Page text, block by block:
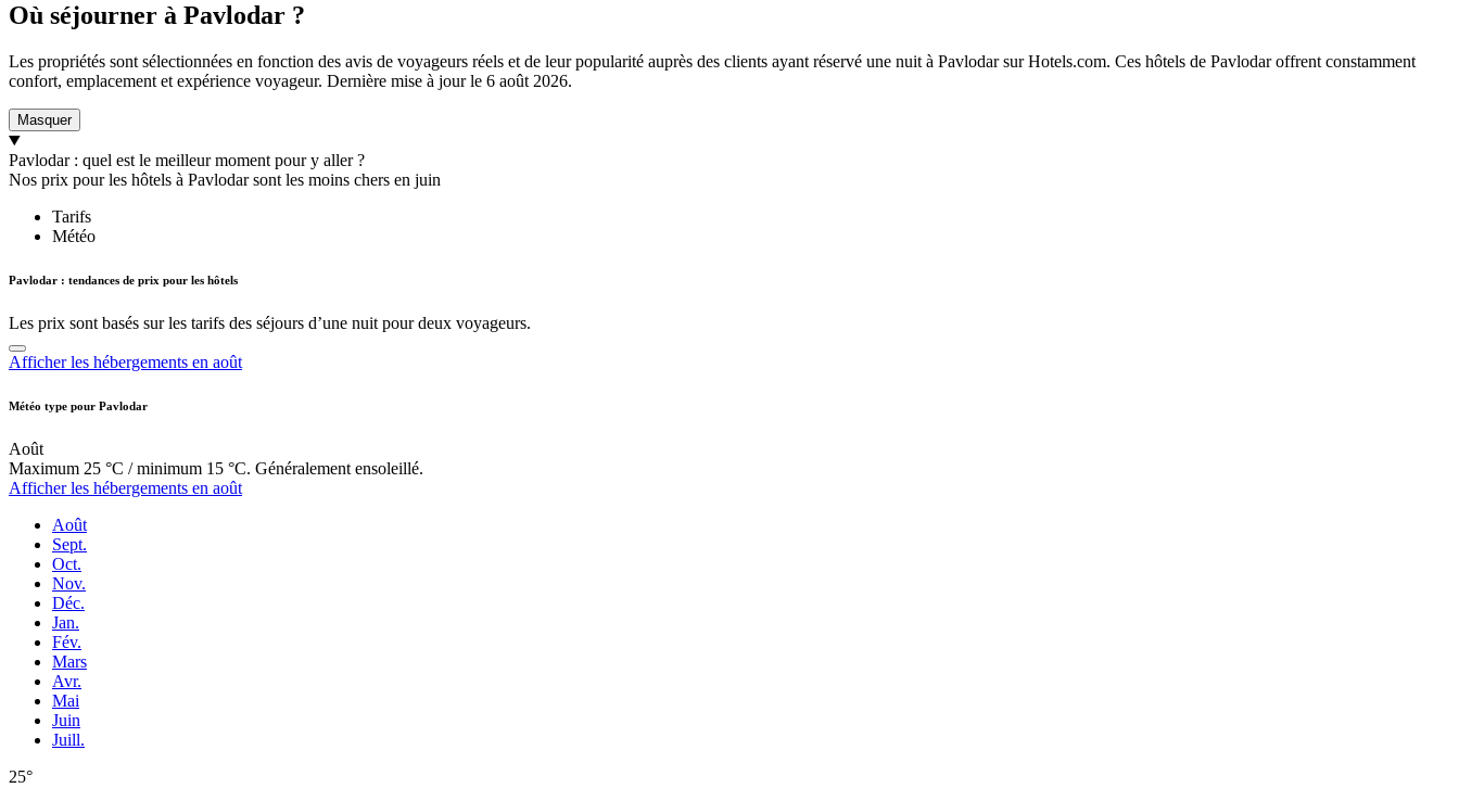
Où séjourner à Pavlodar ?
Les propriétés sont sélectionnées en fonction des avis de voyageurs réels et de leur popularité auprès des clients ayant réservé une nuit à Pavlodar sur Hotels.com. Ces hôtels de Pavlodar offrent constamment
confort, emplacement et expérience voyageur. Dernière mise à jour le 6 août 2026.
Masquer
Pavlodar : quel est le meilleur moment pour y aller ?
Nos prix pour les hôtels à Pavlodar sont les moins chers en juin
Tarifs
Météo
Pavlodar : tendances de prix pour les hôtels
Les prix sont basés sur les tarifs des séjours d’une nuit pour deux voyageurs.
Afficher les hébergements en août
Météo type pour Pavlodar
Août
Maximum 25 °C / minimum 15 °C. Généralement ensoleillé.
Afficher les hébergements en août
Août
Sept.
Oct.
Nov.
Déc.
Jan.
Fév.
Mars
Avr.
Mai
Juin
Juill.
25°